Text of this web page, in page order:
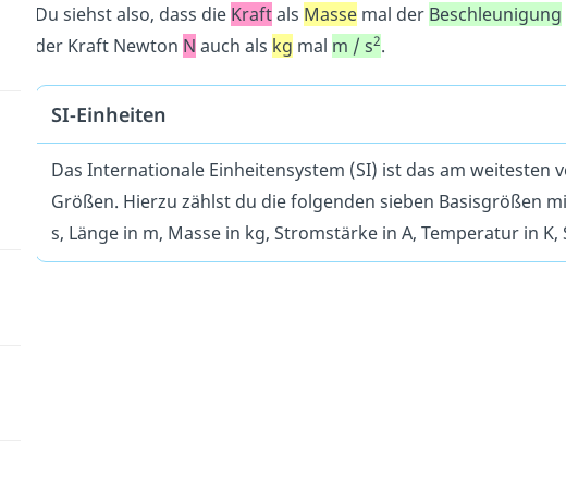
Du siehst also, dass die Kraftals Masse mal der Beschleunigung
der Kraft Newton N auch als kg mal m / s2.
SI-Einheiten
Das Internationale Einheitensystem (SI) ist das am
Größen. Hierzu zählst du die folgenden sieben Basisgrößen
s, Länge in m, Masse in kg, Stromstärke in A, Temperatur in